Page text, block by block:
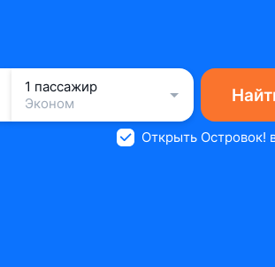
1 пассажир
Эконом
Открыть Островок!